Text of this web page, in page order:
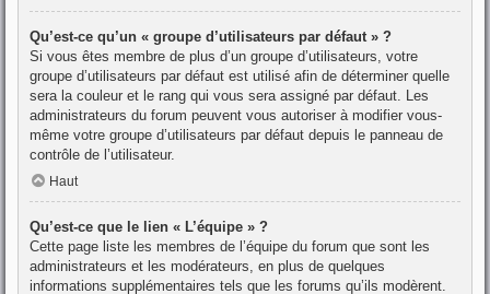
Qu’est-ce qu’un « groupe d’utilisateurs par défaut » ?
Si vous êtes membre de plus d’un groupe d’utilisateurs, votre
groupe d’utilisateurs par défaut est utilisé afin de déterminer quelle
sera la couleur et le rang qui vous sera assigné par défaut. Les
administrateurs du forum peuvent vous autoriser à modifier vous-
même votre groupe d’utilisateurs par défaut depuis le panneau de
contrôle de l’utilisateur.
Haut
Qu’est-ce que le lien « L’équipe » ?
Cette page liste les membres de l’équipe du forum que sont les
administrateurs et les modérateurs, en plus de quelques
informations supplémentaires tels que les forums qu’ils modèrent.